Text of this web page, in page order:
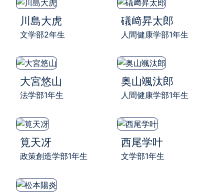
川島大虎
文学部2年生
礒﨑昇太郎
人間健康学部1年生
大宮悠山
法学部1年生
奥山颯汰郎
人間健康学部1年生
筧天冴
政策創造学部1年生
西尾学叶
文学部1年生